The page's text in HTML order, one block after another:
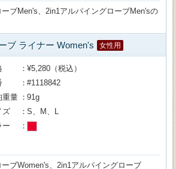
ブMen's、2in1アルパイングローブMen'sの
ブ ライナー Women's 女性用
¥5,280（税込）
#1118842
重量
91g
ズ
S、M、L
ー
ブWomen's、2in1アルパイングローブ